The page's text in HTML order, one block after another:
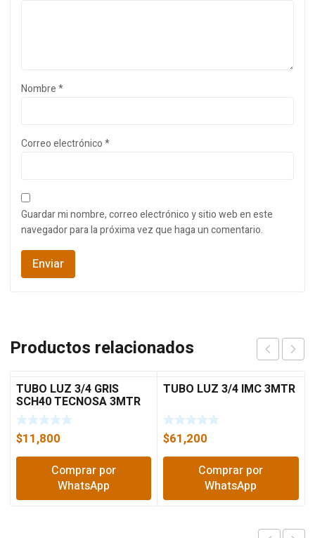
Nombre*
Correo electrónico*
Guardar mi nombre, correo electrónico y sitio web en este
navegador para la próxima vez que haga un comentario.
Productos relacionados
TUBO LUZ 3/4 GRIS
SCH40 TECNOSA 3MTR
$11,800
Comprar por
WhatsApp
TUBO LUZ 3/4 IMC 3MTR
$61,200
Comprar por
WhatsApp